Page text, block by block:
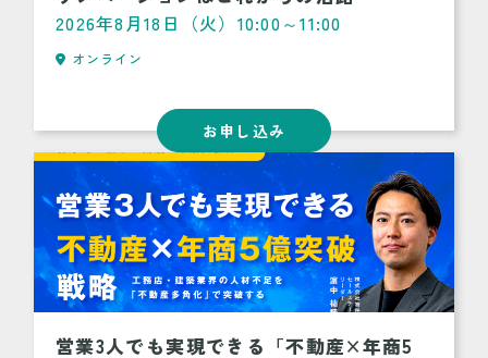
2026年8月18日（火）10:00～11:00
オンライン
お申し込み
営業3人でも実現できる「不動産×年商5